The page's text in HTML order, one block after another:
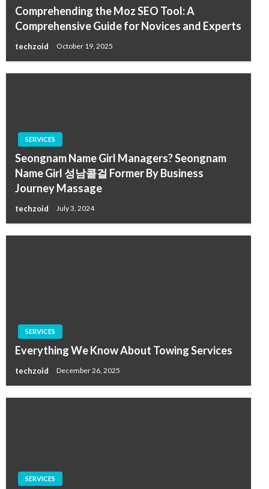
Comprehending the Moz SEO Tool: A
Comprehensive Guide for Novices and Experts
techzoid October 19, 2025
SERVICES
Seongnam Name Girl Managers? Seongnam
Name Girl 성남콜걸 Former By Business
Journey Massage
techzoid July 3, 2024
SERVICES
Everything We Know About Towing Services
techzoid December 26, 2025
SERVICES